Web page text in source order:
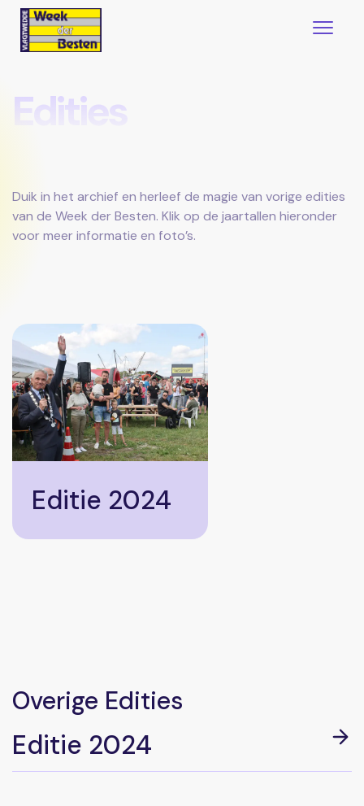
Edities
Duik in het archief en herleef de magie van vorige edities
van de Week der Besten. Klik op de jaartallen hieronder
voor meer informatie en foto’s.
Editie 2024
Overige Edities
Editie 2024